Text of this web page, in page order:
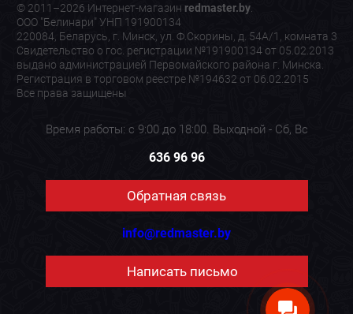
© 2011–2026 Интернет-магазин redmaster.by.
ООО "Белинари" УНП 191900134
220084, Беларусь, г. Минск, ул. Ф.Скорины, д. 54А/1, комната 3
Свидетельство о гос. регистрации №191900134 от 05.02.2013
выдано администрацией Первомайского района г. Минска.
Регистрация в торговом реестре №194632 от 06.02.2015
Все права защищены
Время работы: с 9:00 до 18:00. Выходной - Сб, Вс
636 96 96
Обратная связь
info@redmaster.by
Написать письмо